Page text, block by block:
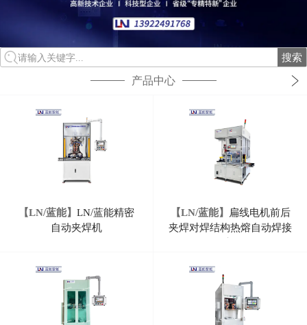
搜索
请输入关键字...
产品中心
【LN/蓝能】 LN/蓝能精密
自动夹焊机
【LN/蓝能】
扁线电机前后
夹焊对焊结构热熔自动焊接